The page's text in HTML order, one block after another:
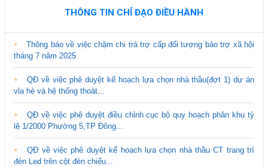
THÔNG TIN CHỈ ĐẠO ĐIỀU HÀNH
Thông báo về việc chậm chi trả trợ cấp đối tượng bảo trợ xã hội
tháng 7 năm 2025
QĐ về việc phê duyệt kế hoạch lựa chọn nhà thầu(đợt 1) dự án
vỉa hè và hệ thống thoát...
QĐ về việc phê duyệt điều chỉnh cục bộ quy hoạch phân khu tỷ
lệ 1/2000 Phường 5,TP Đông...
QĐ về việc phê duyệt kế hoạch lựa chọn nhà thầu CT trang trí
đèn Led trên cột đèn chiếu...